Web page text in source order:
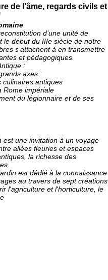
de l'âme, regards civils et
d’une unité de
le début du IIIe siècle de notre
s’attachent à en transmettre
et pédagogiques.
:
axes :
culinaires antiques
Rome impériale
du légionnaire et de ses
une invitation à un voyage
allées fleuries et espaces
la richesse des
est dédié à la connaissance
au travers de sept créations
l'agriculture et l'horticulture, le